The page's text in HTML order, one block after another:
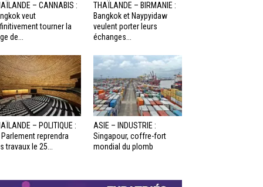
– CANNABIS :
veut
tourner la
de...
THAÏLANDE – BIRMANIE :
Bangkok et Naypyidaw
veulent porter leurs
échanges...
– POLITIQUE :
Parlement reprendra
travaux le 25...
ASIE – INDUSTRIE :
Singapour, coffre-fort
mondial du plomb